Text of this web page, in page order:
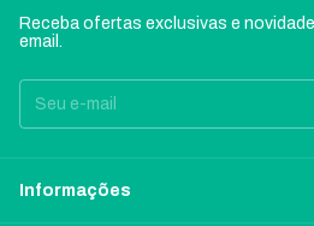
Receba ofertas exclusivas e
email.
Informações